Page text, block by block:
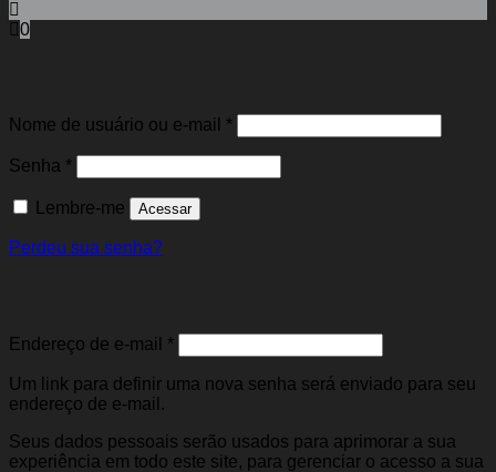
0
Nome de usuário ou e-mail *Obrigatório
Senha *Obrigatório
Lembre-me Acessar
Perdeu sua senha?
Endereço de e-mail *Obrigatório
Um link para definir uma nova senha será enviado para seu
endereço de e-mail.
Seus dados pessoais serão usados para aprimorar a sua
experiência em todo este site, para gerenciar o acesso a sua